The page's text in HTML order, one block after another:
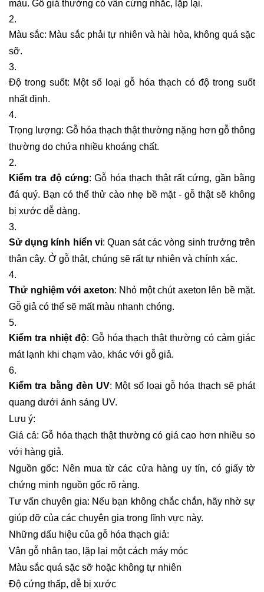
màu. Gỗ giả thường có vân cứng nhắc, lặp lại.
Màu sắc: Màu sắc phải tự nhiên và hài hòa, không quá sặc
sỡ.
Độ trong suốt: Một số loại gỗ hóa thạch có độ trong suốt
nhất định.
Trọng lượng: Gỗ hóa thạch thật thường nặng hơn gỗ thông
thường do chứa nhiều khoáng chất.
Kiểm tra độ cứng: Gỗ hóa thạch thật rất cứng, gần bằng
đá quý. Bạn có thể thử cào nhẹ bề mặt - gỗ thật sẽ không
bị xước dễ dàng.
Sử dụng kính hiển vi: Quan sát các vòng sinh trưởng trên
thân cây. Ở gỗ thật, chúng sẽ rất tự nhiên và chính xác.
Thử nghiệm với axeton: Nhỏ một chút axeton lên bề mặt.
Gỗ giả có thể sẽ mất màu nhanh chóng.
Kiểm tra nhiệt độ: Gỗ hóa thạch thật thường có cảm giác
mát lạnh khi chạm vào, khác với gỗ giả.
Kiểm tra bằng đèn UV: Một số loại gỗ hóa thạch sẽ phát
quang dưới ánh sáng UV.
Lưu ý:
Giá cả: Gỗ hóa thạch thật thường có giá cao hơn nhiều so
với hàng giả.
Nguồn gốc: Nên mua từ các cửa hàng uy tín, có giấy tờ
chứng minh nguồn gốc rõ ràng.
Tư vấn chuyên gia: Nếu bạn không chắc chắn, hãy nhờ sự
giúp đỡ của các chuyên gia trong lĩnh vực này.
Những dấu hiệu của gỗ hóa thạch giả:
Vân gỗ nhân tạo, lặp lại một cách máy móc
Màu sắc quá sặc sỡ hoặc không tự nhiên
Độ cứng thấp, dễ bị xước